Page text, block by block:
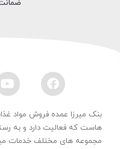
بنک میرزا عمده فروش مواد
هاست که فعالیت دارد و به
مجموعه های مختلف خدمات